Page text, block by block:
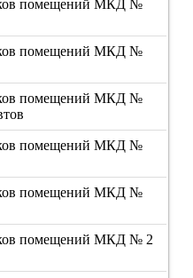
помещений МКД №
помещений МКД №
помещений МКД №
помещений МКД №
помещений МКД №
помещений МКД № 2